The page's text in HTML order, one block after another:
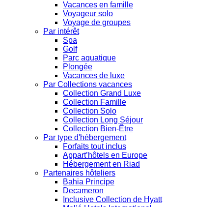
Vacances en famille
Voyageur solo
Voyage de groupes
Par intérêt
Spa
Golf
Parc aquatique
Plongée
Vacances de luxe
Par Collections vacances
Collection Grand Luxe
Collection Famille
Collection Solo
Collection Long Séjour
Collection Bien-Être
Par type d'hébergement
Forfaits tout inclus
Appart’hôtels en Europe
Hébergement en Riad
Partenaires hôteliers
Bahia Principe
Decameron
Inclusive Collection de Hyatt